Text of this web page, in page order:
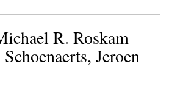
R. Roskam
Jeroen